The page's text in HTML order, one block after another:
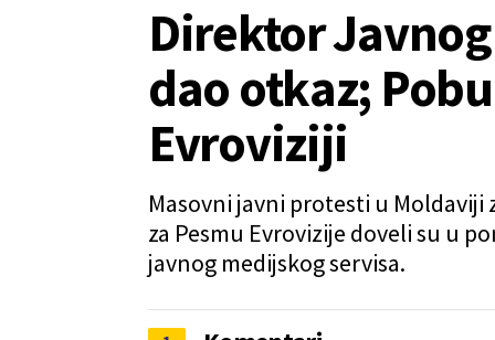
Direktor
dao otkaz;
Evroviziji
Masovni javni protesti u
za Pesmu Evrovizije doveli su u
javnog medijskog servisa.